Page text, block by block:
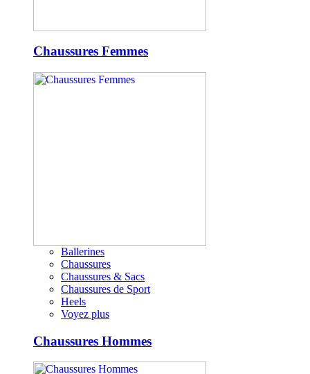
Chaussures Femmes
Ballerines
Chaussures
Chaussures & Sacs
Chaussures de Sport
Heels
Voyez plus
Chaussures Hommes